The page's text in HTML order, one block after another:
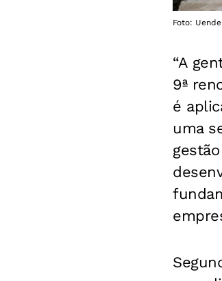
Foto:
“A
9ª
é
uma